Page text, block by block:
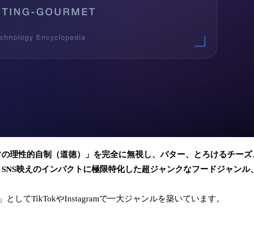
理性的自制（道徳）」を完全に無視し、バター、とろけるチー
映えのインパクトに極限特化した超ジャンクなフードジャンル
してTikTokやInstagramで一大ジャンルを築いています。